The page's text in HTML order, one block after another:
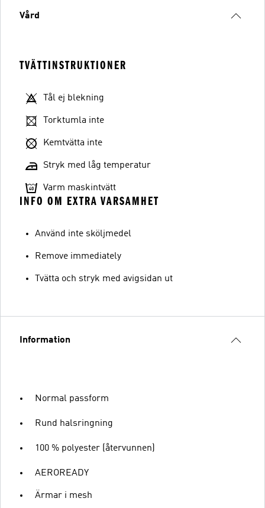
Vård
TVÄTTINSTRUKTIONER
Tål ej blekning
Torktumla inte
Kemtvätta inte
Stryk med låg temperatur
Varm maskintvätt
INFO OM EXTRA VARSAMHET
Använd inte sköljmedel
Remove immediately
Tvätta och stryk med avigsidan ut
Information
Normal passform
Rund halsringning
100 % polyester (återvunnen)
AEROREADY
Ärmar i mesh